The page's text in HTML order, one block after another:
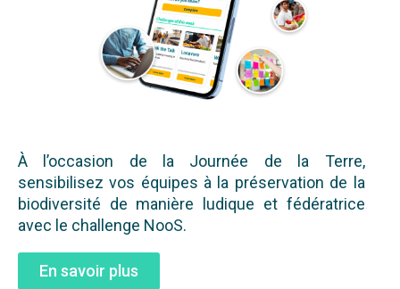
À l’occasion de la Journée de la Terre,
sensibilisez vos équipes à la préservation de la
biodiversité de manière ludique et fédératrice
avec le challenge NooS.
En savoir plus